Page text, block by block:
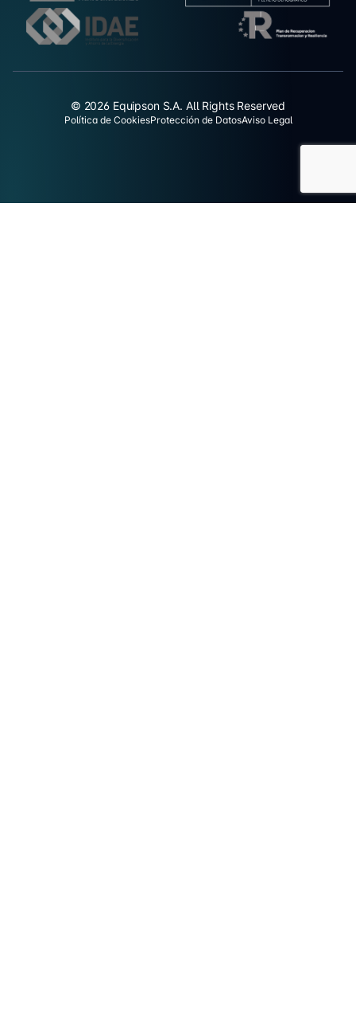
© 2026 Equipson S.A. All Rights Reserved
Política de CookiesProtección de DatosAviso Legal